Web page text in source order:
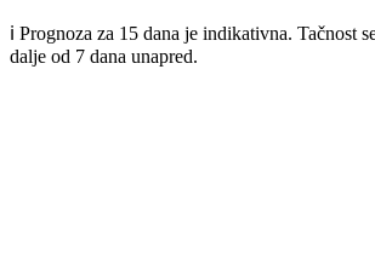
ℹ️ Prognoza za 15 dana je indikativna. Tačnost
dalje od 7 dana unapred.